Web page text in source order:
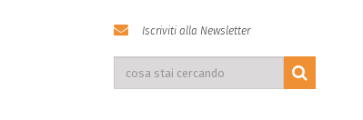
Iscriviti alla Newsletter